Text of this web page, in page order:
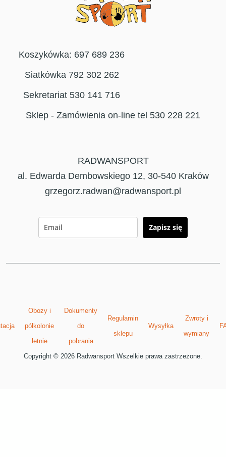
Koszykówka: 697 689 236
Siatkówka 792 302 262
Sekretariat 530 141 716
Sklep - Zamówienia on-line tel 530 228 221
RADWANSPORT
al. Edwarda Dembowskiego 12, 30-540 Kraków
grzegorz.radwan@radwansport.pl
Zapisz się
Obozy i
półkolonie
letnie
Dokumenty
do
pobrania
Regulamin
sklepu
Wysyłka
Zwroty i
wymiany
Copyright © 2026 Radwansport Wszelkie prawa zastrzeżone.